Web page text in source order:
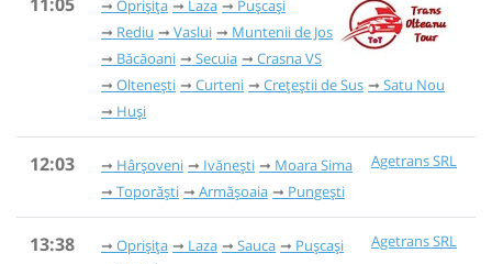
Oprișița Laza
Pușcași
Rediu
Vaslui
Muntenii de Jos
Băcăoani
Secuia
Crasna VS
Oltenești
Curteni Crețeștii de Sus
Satu Nou
Huși
12:03 Agetrans SRL
Hârșoveni Ivănești
Moara Sima
Toporăști
Armășoaia Pungești
13:38 Agetrans SRL
Oprișița Laza Sauca
Pușcași